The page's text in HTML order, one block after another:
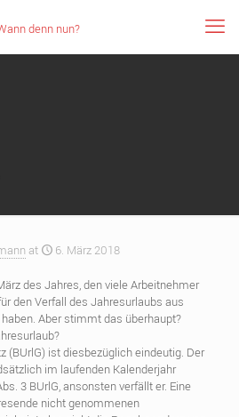
at 6. März 2018
des Jahres, den viele Arbeitnehmer
den Verfall des Jahresurlaubs aus
Aber stimmt das überhaupt?
(BUrlG) ist diesbezüglich eindeutig. Der
im laufenden Kalenderjahr
3 BUrlG, ansonsten verfällt er. Eine
nicht genommenen